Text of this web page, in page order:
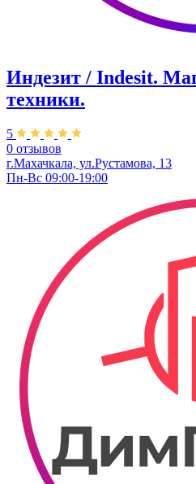
Индезит / Indesit.
техники.
5
0 отзывов
г.Махачкала, ул.Рустамова, 13
Пн-Вс 09:00-19:00